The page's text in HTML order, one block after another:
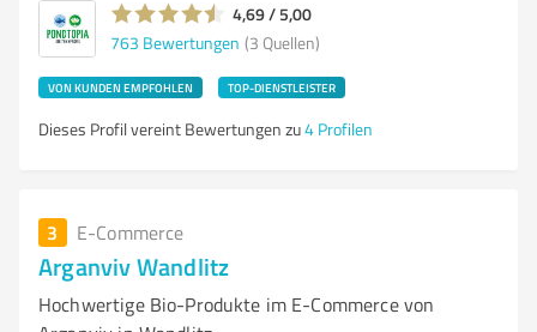
4,69 / 5,00
763 Bewertungen (3 Quellen)
VON KUNDEN EMPFOHLEN TOP-DIENSTLEISTER
Dieses Profil vereint Bewertungen zu4 Profilen
3 E-Commerce
Arganviv Wandlitz
Hochwertige Bio-Produkte im E-Commerce von